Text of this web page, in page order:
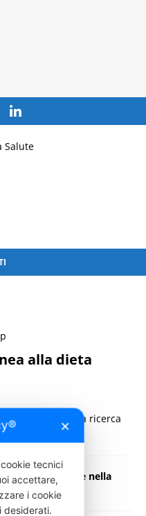
alla dieta
il ruolo della ricerca
e sfide nella
✕
tecnici
accettare,
i cookie
desiderati.